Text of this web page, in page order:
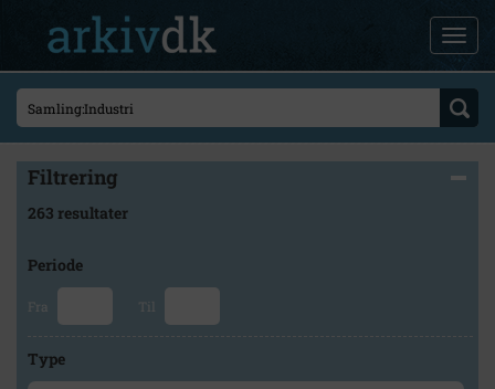
Filtrering
263 resultater
Periode
Fra Til
Type